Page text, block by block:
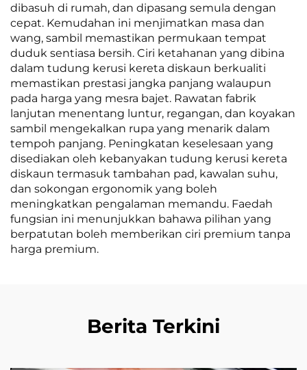
dibasuh di rumah, dan dipasang semula dengan
cepat. Kemudahan ini menjimatkan masa dan
wang, sambil memastikan permukaan tempat
duduk sentiasa bersih. Ciri ketahanan yang dibina
dalam tudung kerusi kereta diskaun berkualiti
memastikan prestasi jangka panjang walaupun
pada harga yang mesra bajet. Rawatan fabrik
lanjutan menentang luntur, regangan, dan koyakan
sambil mengekalkan rupa yang menarik dalam
tempoh panjang. Peningkatan keselesaan yang
disediakan oleh kebanyakan tudung kerusi kereta
diskaun termasuk tambahan pad, kawalan suhu,
dan sokongan ergonomik yang boleh
meningkatkan pengalaman memandu. Faedah
fungsian ini menunjukkan bahawa pilihan yang
berpatutan boleh memberikan ciri premium tanpa
harga premium.
Berita Terkini